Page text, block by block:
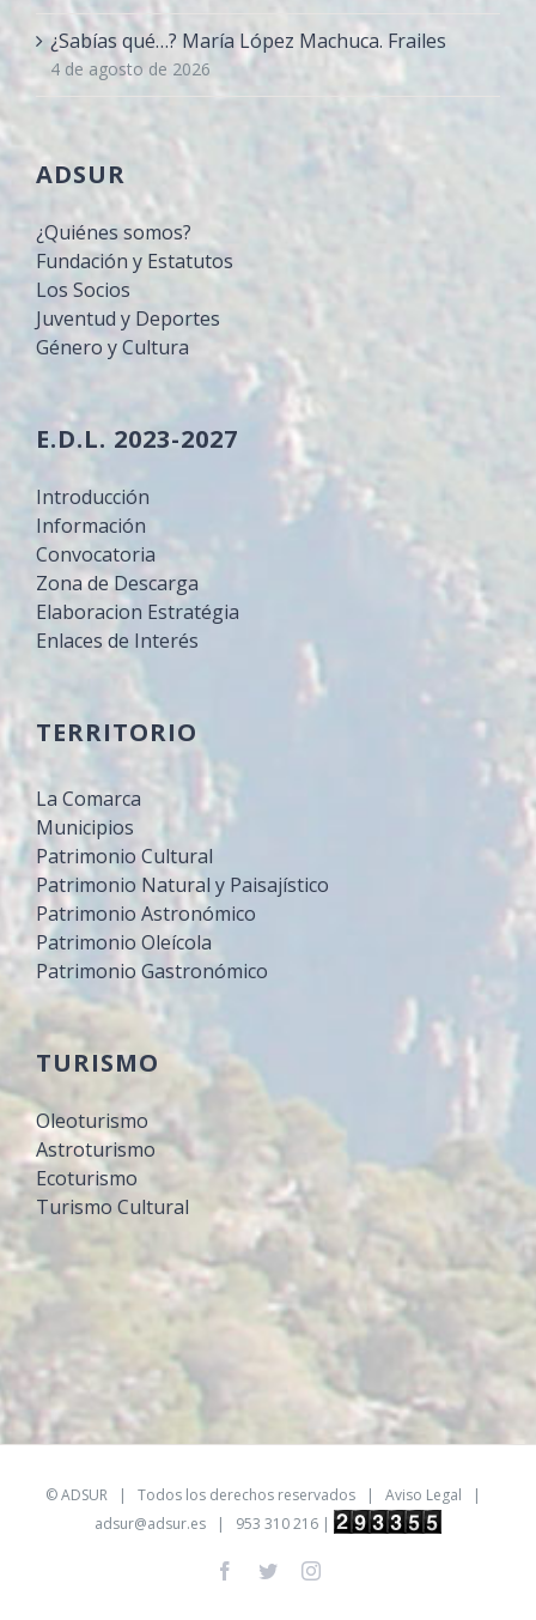
¿Sabías qué…? María López Machuca. Frailes
4 de agosto de 2026
ADSUR
¿Quiénes somos?
Fundación y Estatutos
Los Socios
Juventud y Deportes
Género y Cultura
E.D.L. 2023-2027
Introducción
Información
Convocatoria
Zona de Descarga
Elaboracion Estratégia
Enlaces de Interés
TERRITORIO
La Comarca
Municipios
Patrimonio Cultural
Patrimonio Natural y Paisajístico
Patrimonio Astronómico
Patrimonio Oleícola
Patrimonio Gastronómico
TURISMO
Oleoturismo
Astroturismo
Ecoturismo
Turismo Cultural
©ADSUR| Todos los derechos reservados | Aviso Legal |
adsur@adsur.es | 953 310 216 |
Facebook
TwitterInstagram